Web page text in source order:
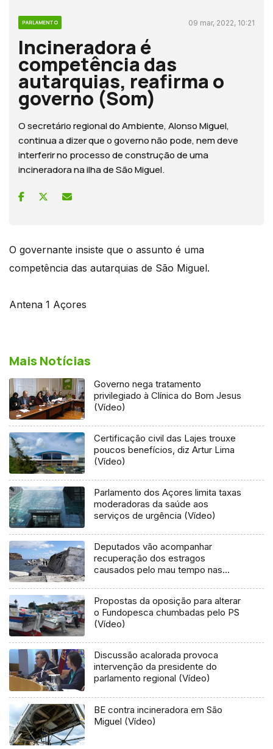
PARLAMENTO 09 mar, 2022, 10:21
Incineradora é
competência das
autarquias, reafirma o
governo (Som)
O secretário regional do Ambiente, Alonso Miguel,
continua a dizer que o governo não pode, nem deve
interferir no processo de construção de uma
incineradora na ilha de São Miguel.
O governante insiste que o assunto é uma
competência das autarquias de São Miguel.
Antena 1 Açores
Mais Notícias
Governo nega tratamento
privilegiado à Clínica do Bom Jesus
(Vídeo)
Certificação civil das Lajes trouxe
poucos benefícios, diz Artur Lima
(Vídeo)
Parlamento dos Açores limita taxas
moderadoras da saúde aos
serviços de urgência (Vídeo)
Deputados vão acompanhar
recuperação dos estragos
causados pelo mau tempo nas
Propostas da oposição para alterar
o Fundopesca chumbadas pelo PS
(Vídeo)
Discussão acalorada provoca
intervenção da presidente do
parlamento regional (Vídeo)
BE contra incineradora em São
Miguel (Vídeo)